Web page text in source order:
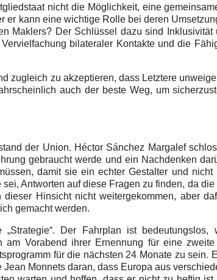
nicht die Möglichkeit, eine
er kann eine wichtige Rolle bei deren
Maklers? Der Schlüssel dazu sind Inklusivität
bilateraler Kontakte und die
zugleich zu akzeptieren, dass Letztere
auch der beste Weg, um
der Union. Héctor Sánchez Margalef
gebraucht werde und ein Nachdenken
damit sie ein echter Gestalter und nicht
Antworten auf diese Fragen zu finden, da
Hinsicht nicht weitergekommen, aber
gemacht werden.
Der Fahrplan ist bedeutungslos,
Vorabend ihrer Ernennung für eine
für die nächsten 24 Monate zu sein.
Monnets daran, dass Europa aus